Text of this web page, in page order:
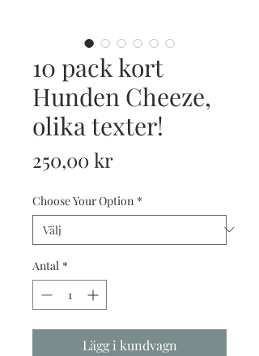
10 pack kort
Hunden Cheeze,
olika texter!
250,00 krPris
Choose Your Option *
Antal *
Lägg i kundvagn